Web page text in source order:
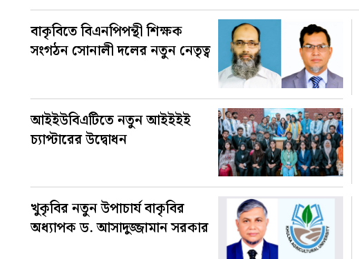
বাকৃবিতে বিএনপিপন্থী শিক্ষক
সংগঠন সোনালী দলের নতুন নেতৃত্ব
আইইউবিএটিতে নতুন আইইইই
চ্যাপ্টারের উদ্বোধন
খুকৃবির নতুন উপাচার্য বাকৃবির
অধ্যাপক ড. আসাদুজ্জামান সরকার